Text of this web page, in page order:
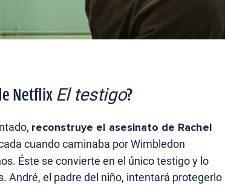
Netflix El testigo?
reconstruye el asesinato de Rachel
cuando caminaba por Wimbledon
Éste se convierte en el único testigo y lo
André, el padre del niño, intentará protegerlo